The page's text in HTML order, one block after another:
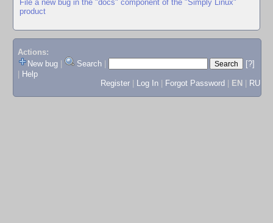
File a new bug in the "docs" component of the "Simply Linux"
product
Actions:
New bug
Search
[?]
Help
Register
Log In Forgot Password EN RU